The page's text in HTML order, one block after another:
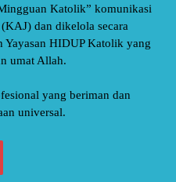
Katolik” komunikasi
dan dikelola secara
Yayasan HIDUP Katolik yang
umat Allah.
yang beriman dan
universal.